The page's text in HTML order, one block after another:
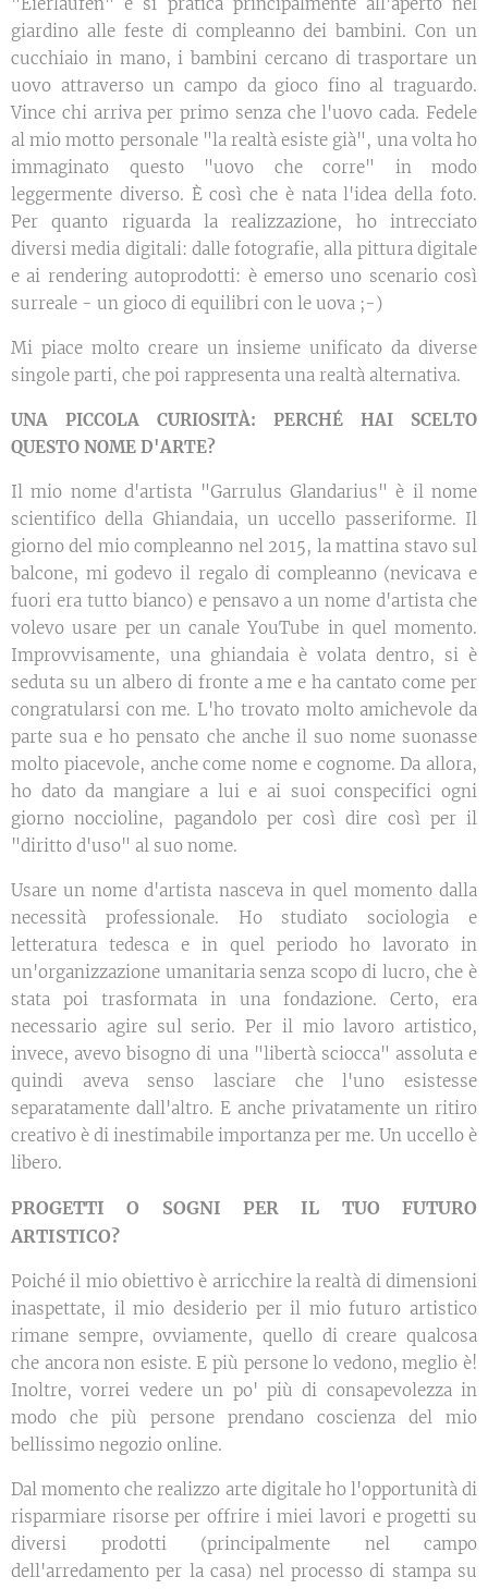
giardino alle feste di compleanno dei bambini. Con un
cucchiaio in mano, i bambini cercano di trasportare un
uovo attraverso un campo da gioco fino al traguardo.
Vince chi arriva per primo senza che l'uovo cada. Fedele
al mio motto personale "la realtà esiste già", una volta ho
immaginato questo "uovo che corre" in modo
leggermente diverso. È così che è nata l'idea della foto.
Per quanto riguarda la realizzazione, ho intrecciato
diversi media digitali: dalle fotografie, alla pittura digitale
e ai rendering autoprodotti: è emerso uno scenario così
surreale - un gioco di equilibri con le uova ;-)
Mi piace molto creare un insieme unificato da diverse
singole parti, che poi rappresenta una realtà alternativa.
UNA PICCOLA CURIOSITÀ: PERCHÉ HAI SCELTO
QUESTO NOME D'ARTE?
Il mio nome d'artista "Garrulus Glandarius" è il nome
scientifico della Ghiandaia, un uccello passeriforme. Il
giorno del mio compleanno nel 2015, la mattina stavo sul
balcone, mi godevo il regalo di compleanno (nevicava e
fuori era tutto bianco) e pensavo a un nome d'artista che
volevo usare per un canale YouTube in quel momento.
Improvvisamente, una ghiandaia è volata dentro, si è
seduta su un albero di fronte a me e ha cantato come per
congratularsi con me. L'ho trovato molto amichevole da
parte sua e ho pensato che anche il suo nome suonasse
molto piacevole, anche come nome e cognome. Da allora,
ho dato da mangiare a lui e ai suoi conspecifici ogni
giorno noccioline, pagandolo per così dire così per il
"diritto d'uso" al suo nome.
Usare un nome d'artista nasceva in quel momento dalla
necessità professionale. Ho studiato sociologia e
letteratura tedesca e in quel periodo ho lavorato in
un'organizzazione umanitaria senza scopo di lucro, che è
stata poi trasformata in una fondazione. Certo, era
necessario agire sul serio. Per il mio lavoro artistico,
invece, avevo bisogno di una "libertà sciocca" assoluta e
quindi aveva senso lasciare che l'uno esistesse
separatamente dall'altro. E anche privatamente un ritiro
creativo è di inestimabile importanza per me. Un uccello è
libero.
PROGETTI O SOGNI PER IL TUO FUTURO
ARTISTICO?
Poiché il mio obiettivo è arricchire la realtà di dimensioni
inaspettate, il mio desiderio per il mio futuro artistico
rimane sempre, ovviamente, quello di creare qualcosa
che ancora non esiste. E più persone lo vedono, meglio è!
Inoltre, vorrei vedere un po' più di consapevolezza in
modo che più persone prendano coscienza del mio
bellissimo negozio online.
Dal momento che realizzo arte digitale ho l'opportunità di
risparmiare risorse per offrire i miei lavori e progetti su
diversi prodotti (principalmente nel campo
dell'arredamento per la casa) nel processo di stampa su